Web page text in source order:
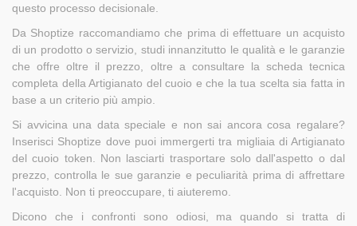
questo processo decisionale.
Da Shoptize raccomandiamo che prima di effettuare un acquisto
di un prodotto o servizio, studi innanzitutto le qualità e le garanzie
che offre oltre il prezzo, oltre a consultare la scheda tecnica
completa della Artigianato del cuoio e che la tua scelta sia fatta in
base a un criterio più ampio.
Si avvicina una data speciale e non sai ancora cosa regalare?
Inserisci Shoptize dove puoi immergerti tra migliaia di Artigianato
del cuoio token. Non lasciarti trasportare solo dall'aspetto o dal
prezzo, controlla le sue garanzie e peculiarità prima di affrettare
l'acquisto. Non ti preoccupare, ti aiuteremo.
Dicono che i confronti sono odiosi, ma quando si tratta di